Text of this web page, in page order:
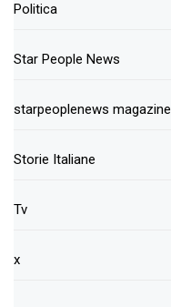
Politica
Star People News
starpeoplenews magazine
Storie Italiane
Tv
x